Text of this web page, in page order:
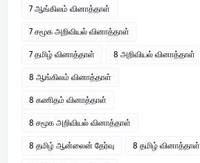
7 ஆங்கிலம் வினாத்தாள்
7 சமூக அறிவியல் வினாத்தாள்
7 தமிழ் வினாத்தாள் 8 அறிவியல் வினாத்தாள்
8 ஆங்கிலம் வினாத்தாள்
8 கணிதம் வினாத்தாள்
8 சமூக அறிவியல் வினாத்தாள்
8 தமிழ் ஆன்லைன் தேர்வு 8 தமிழ் வினாத்தாள்